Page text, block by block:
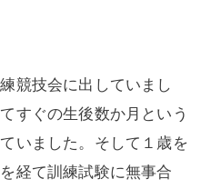
競技会に出していまし
すぐの生後数か月という
いました。そして１歳を
経て訓練試験に無事合